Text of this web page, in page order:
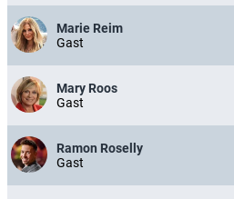
Marie Reim
Gast
Mary Roos
Gast
Ramon Roselly
Gast